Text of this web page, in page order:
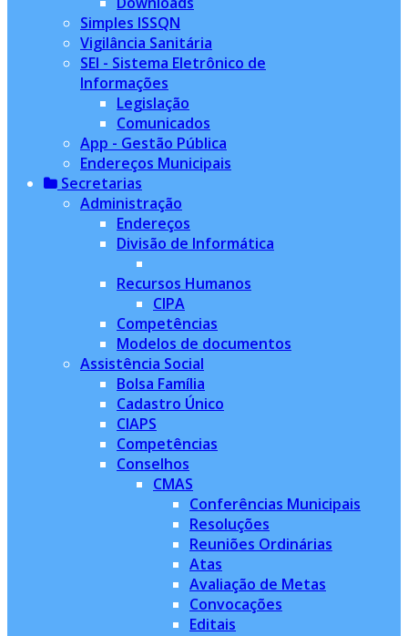
Simples ISSQN
Vigilância Sanitária
SEI - Sistema Eletrônico de
Informações
Legislação
Comunicados
App - Gestão Pública
Endereços Municipais
Secretarias
Administração
Endereços
Divisão de Informática
Recursos Humanos
CIPA
Competências
Modelos de documentos
Assistência Social
Bolsa Família
Cadastro Único
CIAPS
Competências
Conselhos
CMAS
Conferências Municipais
Resoluções
Reuniões Ordinárias
Atas
Avaliação de Metas
Convocações
Editais